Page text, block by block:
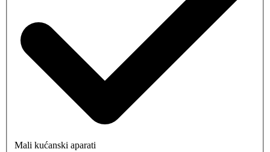
Mali kućanski aparati